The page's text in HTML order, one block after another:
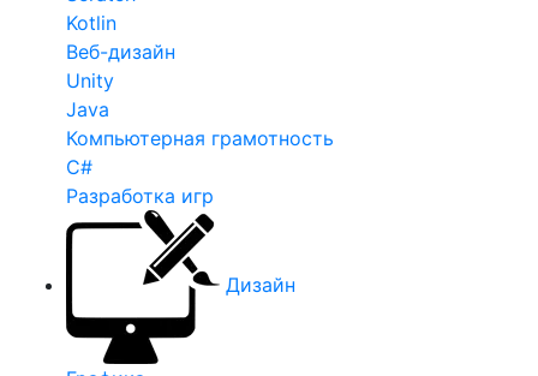
Kotlin
Веб-дизайн
Unity
Java
Компьютерная грамотность
C#
Разработка игр
Дизайн